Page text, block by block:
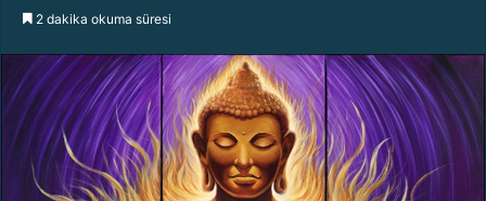
i
e
-
p
o
s
t
2 dakika okuma süresi